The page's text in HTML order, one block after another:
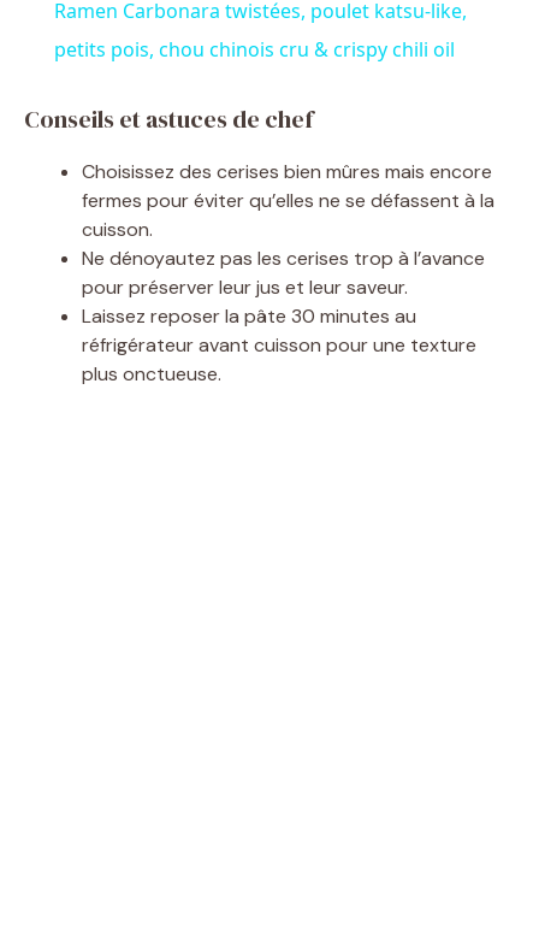
o
Ramen Carbonara twistées, poulet katsu-like,
petits pois, chou chinois cru & crispy chili oil
Conseils et astuces de chef
Choisissez des cerises bien mûres mais encore
fermes pour éviter qu’elles ne se défassent à la
cuisson.
Ne dénoyautez pas les cerises trop à l’avance
pour préserver leur jus et leur saveur.
Laissez reposer la pâte 30 minutes au
réfrigérateur avant cuisson pour une texture
plus onctueuse.